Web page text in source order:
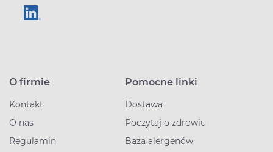
O firmie
Kontakt
O nas
Regulamin
Pomocne linki
Dostawa
Poczytaj o zdrowiu
Baza alergenów